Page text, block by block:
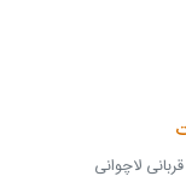
لاچوانی